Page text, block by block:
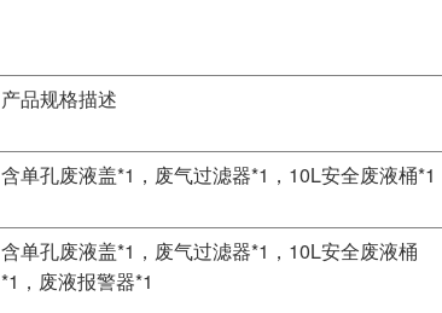
产品规格描述
含单孔废液盖*1，废气过滤器*1，10L安全废液桶*1
含单孔废液盖*1，废气过滤器*1，10L安全废液桶
*1，废液报警器*1